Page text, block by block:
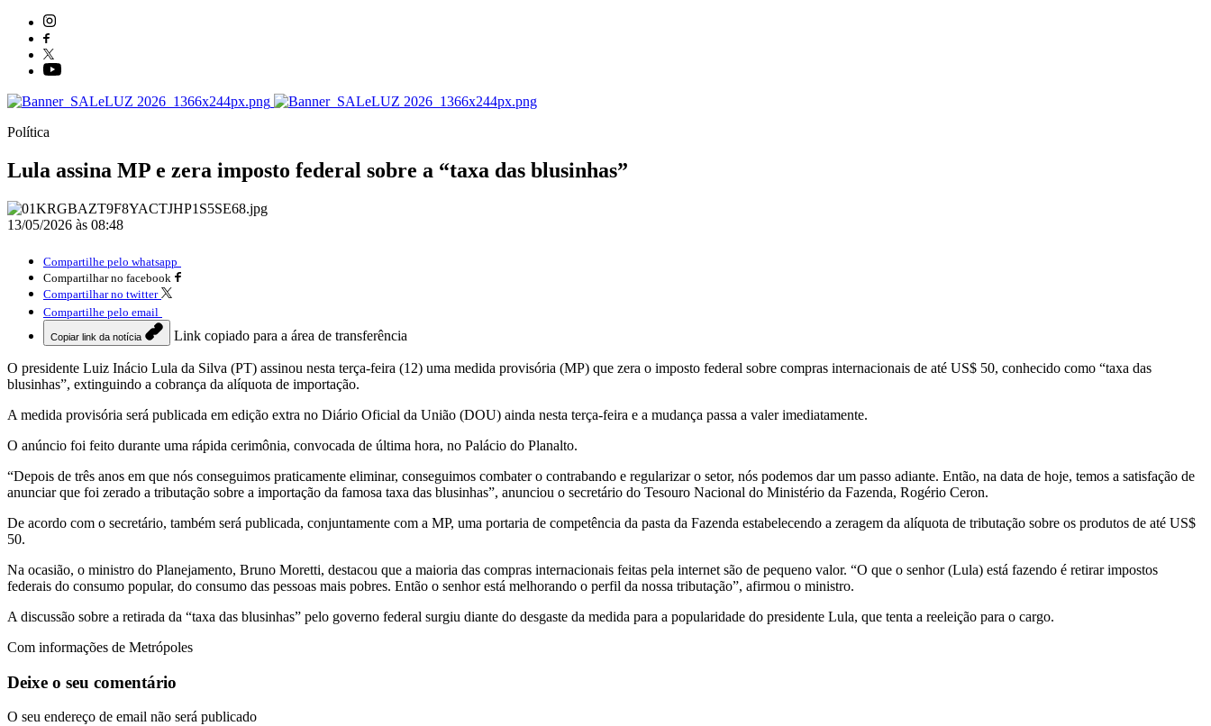
Política
Lula assina MP e zera imposto federal sobre a “taxa das blusinhas”
13/05/2026 às 08:48
Compartilhe pelo whatsapp
Compartilhar no facebook
Compartilhar no twitter
Compartilhe pelo email
Copiar link da notícia Link copiado para a área de transferência
O presidente Luiz Inácio Lula da Silva (PT) assinou nesta terça-feira (12) uma medida provisória (MP) que zera o imposto federal sobre compras internacionais de até US$ 50, conhecido como “taxa das
blusinhas”, extinguindo a cobrança da alíquota de importação.
A medida provisória será publicada em edição extra no Diário Oficial da União (DOU) ainda nesta terça-feira e a mudança passa a valer imediatamente.
O anúncio foi feito durante uma rápida cerimônia, convocada de última hora, no Palácio do Planalto.
“Depois de três anos em que nós conseguimos praticamente eliminar, conseguimos combater o contrabando e regularizar o setor, nós podemos dar um passo adiante. Então, na data de hoje, temos a satisfação de
anunciar que foi zerado a tributação sobre a importação da famosa taxa das blusinhas”, anunciou o secretário do Tesouro Nacional do Ministério da Fazenda, Rogério Ceron.
De acordo com o secretário, também será publicada, conjuntamente com a MP, uma portaria de competência da pasta da Fazenda estabelecendo a zeragem da alíquota de tributação sobre os produtos de até US$
50.
Na ocasião, o ministro do Planejamento, Bruno Moretti, destacou que a maioria das compras internacionais feitas pela internet são de pequeno valor. “O que o senhor (Lula) está fazendo é retirar impostos
federais do consumo popular, do consumo das pessoas mais pobres. Então o senhor está melhorando o perfil da nossa tributação”, afirmou o ministro.
A discussão sobre a retirada da “taxa das blusinhas” pelo governo federal surgiu diante do desgaste da medida para a popularidade do presidente Lula, que tenta a reeleição para o cargo.
Com informações de Metrópoles
Deixe o seu comentário
O seu endereço de email não será publicado